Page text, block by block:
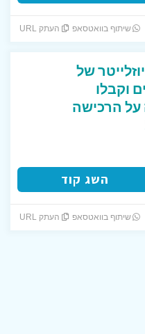
שיתוף בוואטסאפ העתק URL
של
וקבלו
על הרכישה
השג קוד
שיתוף בוואטסאפ העתק URL